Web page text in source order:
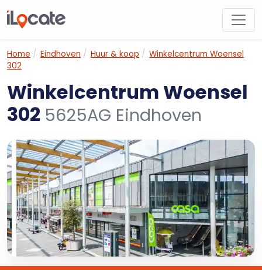
Home Eindhoven Huur & koop
Winkelcentrum Woensel
302
Winkelcentrum Woensel
302 5625AG Eindhoven